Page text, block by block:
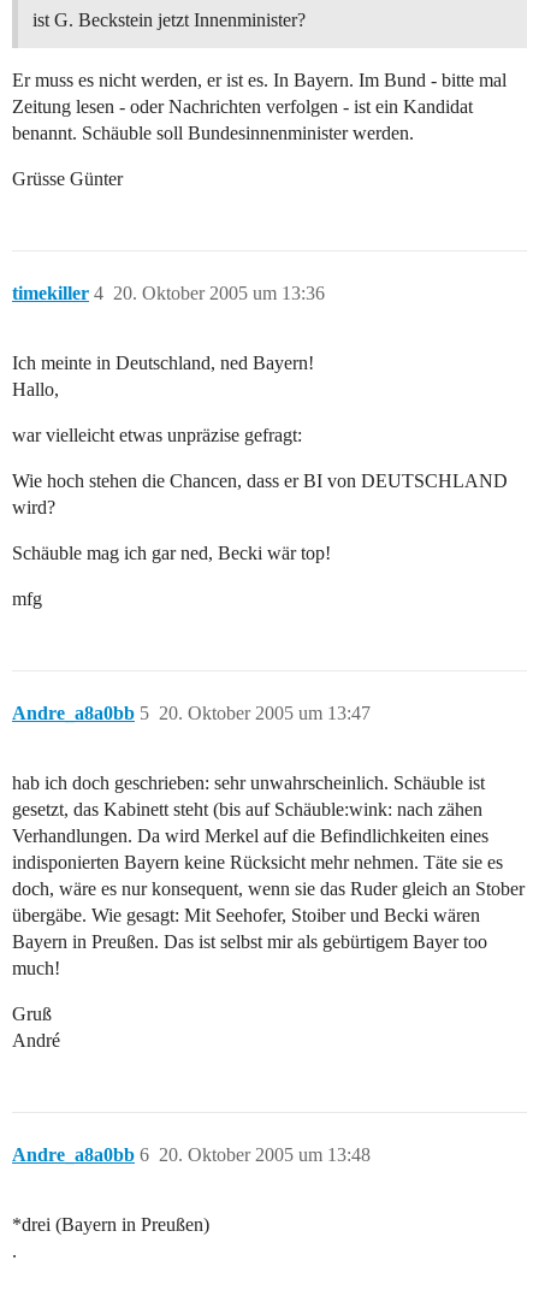
ist G. Beckstein jetzt Innenminister?
Er muss es nicht werden, er ist es. In Bayern. Im Bund - bitte mal
Zeitung lesen - oder Nachrichten verfolgen - ist ein Kandidat
benannt. Schäuble soll Bundesinnenminister werden.
Grüsse Günter
timekiller 20. Oktober 2005 um 13:36
4
Ich meinte in Deutschland, ned Bayern!
Hallo,
war vielleicht etwas unpräzise gefragt:
Wie hoch stehen die Chancen, dass er BI von DEUTSCHLAND
wird?
Schäuble mag ich gar ned, Becki wär top!
mfg
Andre_a8a0bb 20. Oktober 2005 um 13:47
5
hab ich doch geschrieben: sehr unwahrscheinlich. Schäuble ist
gesetzt, das Kabinett steht (bis auf Schäuble:wink: nach zähen
Verhandlungen. Da wird Merkel auf die Befindlichkeiten eines
indisponierten Bayern keine Rücksicht mehr nehmen. Täte sie es
doch, wäre es nur konsequent, wenn sie das Ruder gleich an Stober
übergäbe. Wie gesagt: Mit Seehofer, Stoiber und Becki wären
Bayern in Preußen. Das ist selbst mir als gebürtigem Bayer too
much!
Gruß
André
Andre_a8a0bb 20. Oktober 2005 um 13:48
6
*drei (Bayern in Preußen)
.